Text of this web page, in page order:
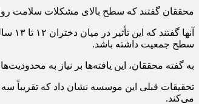
محققان گفتند که سطح بالای مشکلات سلامت
سطح جمعیت داشته باشد.
به گفته محققان، این یافته‌ها بر نیاز به
تحقیقات قبلی این موسسه نشان داد که تقریباً سه
می‌کند.